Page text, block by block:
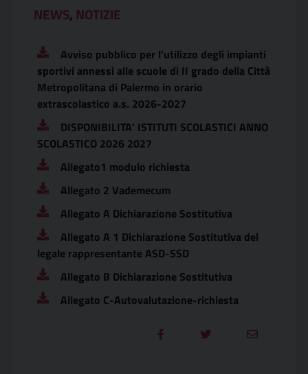
NEWS, NOTIZIE
Avviso pubblico per l'utilizzo degli impianti
sportivi annessi alle scuole di II grado della Città
Metropolitana di Palermo in orario
extrascolastico a.s. 2026-2027
DISPONIBILITA' ISTITUTI SCOLASTICI ANNO
SCOLASTICO 2026 2027
Allegato1 modulo richiesta
Allegato 2 Vademecum
Allegato A Dichiarazione Sostitutiva
Allegato A 1 Dichiarazione Sostitutiva del
legale rappresentante ASD-SSD
Allegato B Dichiarazione Sostitutiva
Allegato C-Autovalutazione-richiesta